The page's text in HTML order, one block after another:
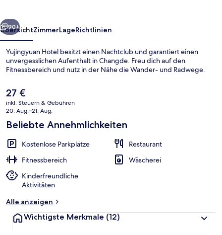
Weiter
90+
ÜbersichtZimmerLageRichtlinien
Yujingyuan Hotel besitzt einen Nachtclub und garantiert einen
unvergesslichen Aufenthalt in Changde. Freu dich auf den
Fitnessbereich und nutz in der Nähe die Wander- und Radwege.
Der
aktuelle
Preis
27 €.
27 €
inkl. Steuern & Gebühren
20. Aug.–21. Aug.
Beliebte Annehmlichkeiten
Kostenlose Parkplätze
Restaurant
Fitnessbereich
Wäscherei
Kinderfreundliche
Aktivitäten
Alle anzeigen
Wichtigste Merkmale (12)